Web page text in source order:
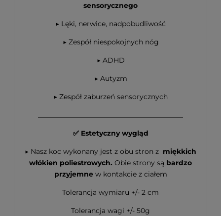
sensorycznego
▶ Lęki, nerwice, nadpobudliwość
▶ Zespół niespokojnych nóg
▶ ADHD
▶ Autyzm
▶ Zespół zaburzeń sensorycznych
✅ Estetyczny wygląd
▶ Nasz koc wykonany jest z obu stron z miękkich
włókien poliestrowych. Obie strony są bardzo
przyjemnew kontakcie z ciałem
Tolerancja wymiaru +/- 2 cm
Tolerancja wagi +/- 50g